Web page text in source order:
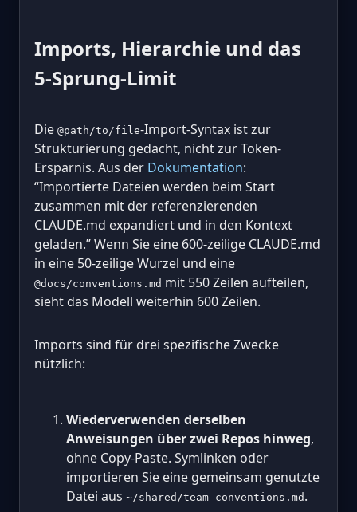
Imports, Hierarchie und das
5-Sprung-Limit
Die @path/to/file-Import-Syntax ist zur
Strukturierung gedacht, nicht zur Token-
Ersparnis. Aus der Dokumentation:
“Importierte Dateien werden beim Start
zusammen mit der referenzierenden
CLAUDE.md expandiert und in den Kontext
geladen.” Wenn Sie eine 600-zeilige CLAUDE.md
in eine 50-zeilige Wurzel und eine
@docs/conventions.md mit 550 Zeilen aufteilen,
sieht das Modell weiterhin 600 Zeilen.
Imports sind für drei spezifische Zwecke
nützlich:
Wiederverwenden derselben
Anweisungen über zwei Repos hinweg,
ohne Copy-Paste. Symlinken oder
importieren Sie eine gemeinsam genutzte
Datei aus ~/shared/team-conventions.md .